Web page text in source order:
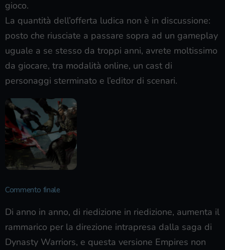
gioco.
La quantità dell’offerta ludica non è in discussione:
posto che riusciate a passare sopra ad un gameplay
uguale a se stesso da troppi anni, avrete moltissimo
da giocare, tra modalità online, un cast di
personaggi sterminato e l’editor di scenari.
Commento finale
Di anno in anno, di riedizione in riedizione, aumenta il
rammarico per la direzione intrapresa dalla saga di
Dynasty Warriors, e questa versione Empires non